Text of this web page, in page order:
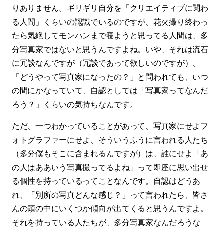
りありません。ギリギリ自分を「クリエイティブに関わ
る人間」くらいの認識でいるのですが、花火撮り終わっ
たら気絶してモンハンまで寝ようと思ってる人間は、多
分写真家ではないと思うんですよね。いや、それは流石
に冗談なんですが（冗談であって欲しいのですが）、
「どうやって写真家になったの？」と問われても、いつ
の間にかなっていて、自認としては「写真家ってなんだ
ろう？」くらいの気持ちなんです。
ただ、一つわかっていることがあって、写真家にせよフ
ォトグラファーにせよ、そういうふうに言われる人たち
（多分僕もそこに含まれるんですが）は、誰にせよ「あ
の人はああいう写真撮ってるよね」って即座に思い出せ
る個性を持っているってことなんです。自認はどうあ
れ、「別所の写真どんな感じ？」って言われたら、皆さ
んの頭の中にいくつか傾向が出てくると思うんですよ。
それを持っている人たちが、多分写真家なんだろうな